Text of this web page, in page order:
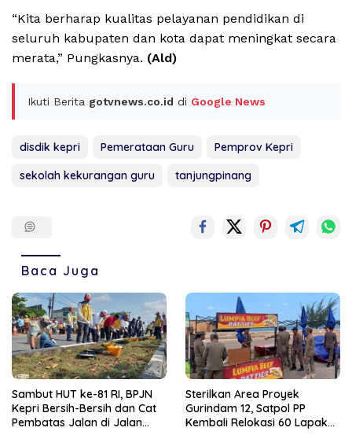
“Kita berharap kualitas pelayanan pendidikan di
seluruh kabupaten dan kota dapat meningkat secara
merata,” Pungkasnya. (Ald)
Ikuti Berita gotvnews.co.id di Google News
disdik kepri Pemerataan Guru
Pemprov Kepri
sekolah kekurangan guru
tanjungpinang
Baca Juga
Sambut HUT ke-81 RI, BPJN
Kepri Bersih-Bersih dan Cat
Pembatas Jalan di Jalan
Sterilkan Area Proyek
Gurindam 12, Satpol PP
Kembali Relokasi 60 Lapak